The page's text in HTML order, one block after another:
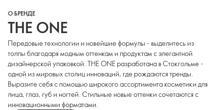
О БРЕНДЕ
THE ONE
Передовые технологии и новейшие формулы - выделитесь из
толпы благодаря модным оттенкам и продуктам с элегантной
дизайнерской упаковкой. THE ONE разработана в Стокгольме -
одной из мировых столиц инноваций, где рождаются тренды.
Выразите себя с помощью широкого ассортимента косметики для
лица, глаз, губ и ногтей. Стильные новые оттенки сочетаются с
инновационными форматами.